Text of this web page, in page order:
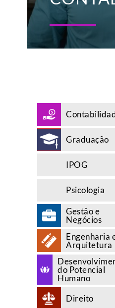
Graduação
IPOG
Psicologia
Gestão e
Negócios
Engenharia
Arquitetura
do Potencial
Humano
Direito